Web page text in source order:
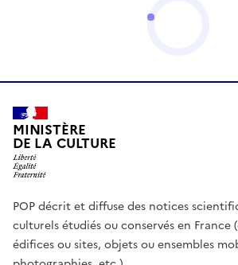
MINISTÈRE
DE LA CULTURE
POP décrit et diffuse des notices
culturels étudiés ou conservés en
édifices ou sites, objets ou ensembles